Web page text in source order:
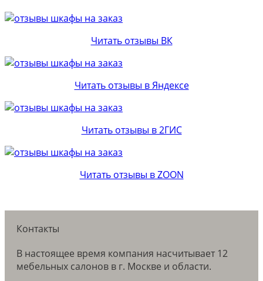
Читать отзывы ВК
Читать отзывы в Яндексе
Читать отзывы в 2ГИС
Читать отзывы в ZOON
Контакты
В настоящее время компания насчитывает 12
мебельных салонов в г. Москве и области.